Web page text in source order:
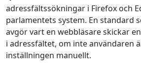
adressfältssökningar i Firefox och
parlamentets system. En standard­
avgör vart en webbläsare skickar
i adressfältet, om inte användaren
inställningen manuellt.